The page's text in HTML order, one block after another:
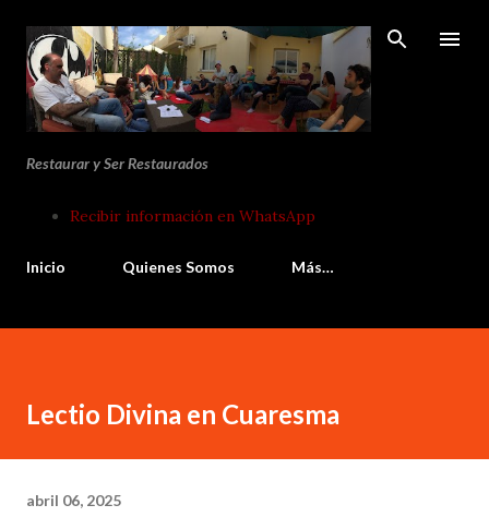
Ir al contenido principal
Restaurar y Ser Restaurados
Recibir información en WhatsApp
Inicio Quienes Somos Más…
Lectio Divina en Cuaresma
abril 06, 2025